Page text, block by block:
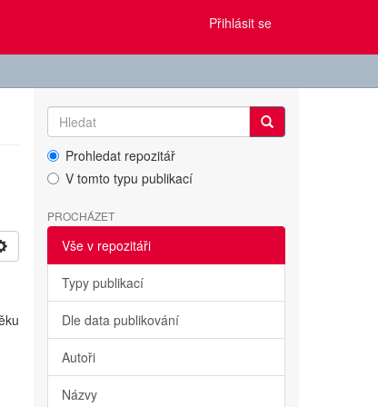
Přihlásit se
Prohledat repozitář
V tomto typu publikací
PROCHÁZET
Vše v repozitáři
Typy publikací
Dle data publikování
Autoři
Názvy